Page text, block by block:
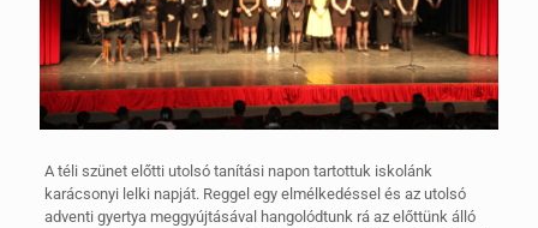
A téli szünet előtti utolsó tanítási napon tartottuk iskolánk
karácsonyi lelki napját. Reggel egy elmélkedéssel és az utolsó
adventi gyertya meggyújtásával hangolódtunk rá az előttünk álló